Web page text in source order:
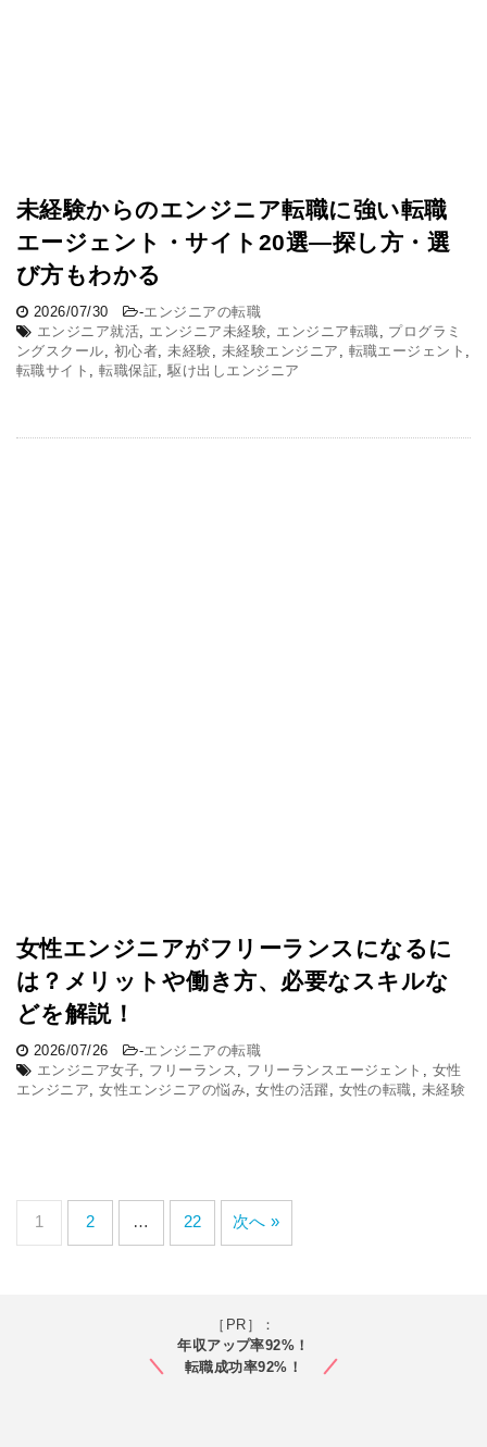
未経験からのエンジニア転職に強い転職
エージェント・サイト20選―探し方・選
び方もわかる
2026/07/30 -エンジニアの転職
エンジニア就活
エンジニア未経験 エンジニア転職
プログラミ
ングスクール
初心者 未経験 未経験エンジニア 転職エージェント
転職サイト
,転職保証 ,駆け出しエンジニア
女性エンジニアがフリーランスになるに
は？メリットや働き方、必要なスキルな
どを解説！
2026/07/26 -エンジニアの転職
エンジニア女子
フリーランス フリーランスエージェント
女性
エンジニア ,女性エンジニアの悩み ,女性の活躍 女性の転職 未経験
1 2 … 22 次へ »
［PR］：
年収アップ率92%！
転職成功率92%！